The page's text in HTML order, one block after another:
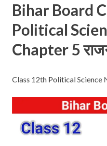
Bihar Board
Political
Chapter 5
Class 12th Political Science